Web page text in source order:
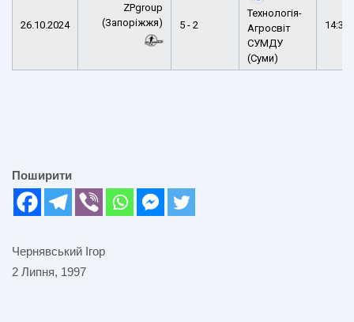
26.10.2024
ZPgroup
(Запоріжжя)
5 - 2
Технологія-
Агросвіт
СУМДУ
(Суми)
14:31
Поширити
Чернявський Ігор
2 Липня, 1997